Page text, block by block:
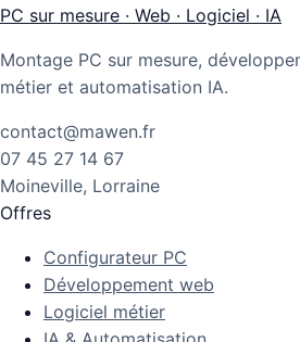
PC sur mesure · Web · Logiciel · IA
Montage PC sur mesure,
métier et automatisation IA.
contact@mawen.fr
07 45 27 14 67
Moineville, Lorraine
Offres
Configurateur PC
Développement web
Logiciel métier